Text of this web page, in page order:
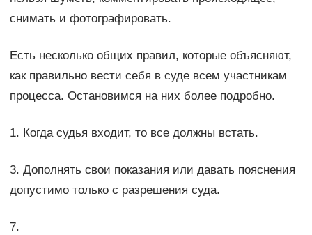
снимать и фотографировать.
Есть несколько общих правил, которые объясняют,
как правильно вести себя в суде всем участникам
процесса. Остановимся на них более подробно.
1. Когда судья входит, то все должны встать.
3. Дополнять свои показания или давать пояснения
допустимо только с разрешения суда.
7.